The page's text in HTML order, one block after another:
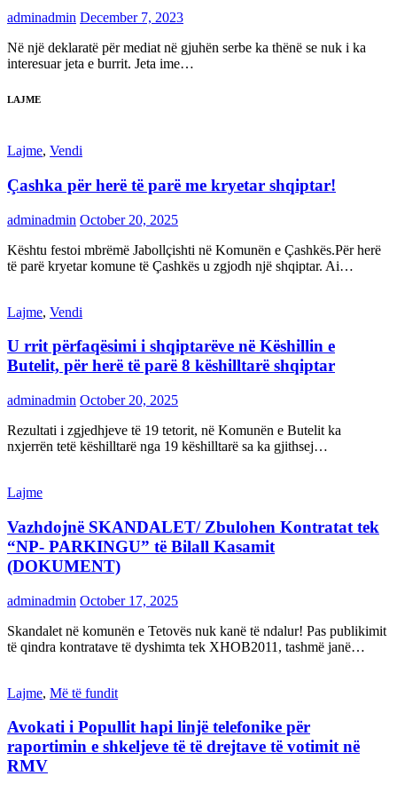
adminadmin December 7, 2023
Në një deklaratë për mediat në gjuhën serbe ka thënë se nuk i ka
interesuar jeta e burrit. Jeta ime…
LAJME
Lajme, Vendi
Çashka për herë të parë me kryetar shqiptar!
adminadmin October 20, 2025
Kështu festoi mbrëmë Jabollçishti në Komunën e Çashkës.Për herë
të parë kryetar komune të Çashkës u zgjodh një shqiptar. Ai…
Lajme, Vendi
U rrit përfaqësimi i shqiptarëve në Këshillin e
Butelit, për herë të parë 8 këshilltarë shqiptar
adminadmin October 20, 2025
Rezultati i zgjedhjeve të 19 tetorit, në Komunën e Butelit ka
nxjerrën tetë këshilltarë nga 19 këshilltarë sa ka gjithsej…
Lajme
Vazhdojnë SKANDALET/ Zbulohen Kontratat tek
“NP- PARKINGU” të Bilall Kasamit
(DOKUMENT)
adminadmin October 17, 2025
Skandalet në komunën e Tetovës nuk kanë të ndalur! Pas publikimit
të qindra kontratave të dyshimta tek XHOB2011, tashmë janë…
Lajme, Më të fundit
Avokati i Popullit hapi linjë telefonike për
raportimin e shkeljeve të të drejtave të votimit në
RMV